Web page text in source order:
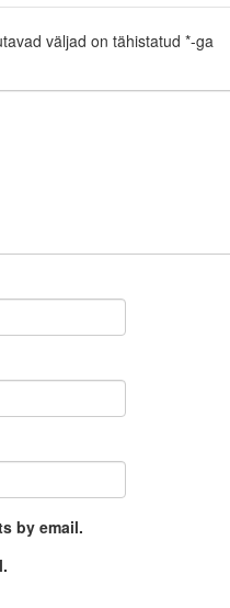
väljad on tähistatud *-ga
by email.